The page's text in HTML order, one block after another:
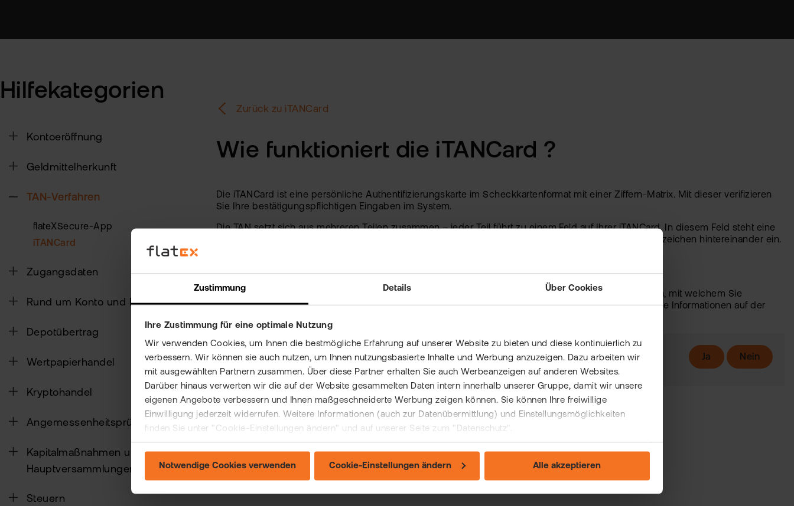
Zustimmung Details Über Cookies
Ihre Zustimmung für eine optimale Nutzung
Wir verwenden Cookies, um Ihnen die bestmögliche Erfahrung auf unserer Website zu bieten und diese kontinuierlich zu
verbessern. Wir können sie auch nutzen, um Ihnen nutzungsbasierte Inhalte und Werbung anzuzeigen. Dazu arbeiten wir
mit ausgewählten Partnern zusammen. Über diese Partner erhalten Sie auch Werbeanzeigen auf anderen Websites.
Darüber hinaus verwerten wir die auf der Website gesammelten Daten intern innerhalb unserer Gruppe, damit wir unsere
eigenen Angebote verbessern und Ihnen maßgeschneiderte Werbung zeigen können. Sie können Ihre freiwillige
Einwilligung jederzeit widerrufen. Weitere Informationen (auch zur Datenübermittlung) und Einstellungsmöglichkeiten
finden Sie unter "Cookie-Einstellungen ändern" und auf unserer Seite zum "Datenschutz".
Notwendige Cookies verwenden Cookie-Einstellungen ändern Alle akzeptieren
Hilfekategorien
Kontoeröffnung
Geldmittelherkunft
TAN-Verfahren
flateXSecure-App
iTANCard
Zugangsdaten
Rund um Konto und Depot
Depotübertrag
Wertpapierhandel
Kryptohandel
Angemessenheitsprüfung
Kapitalmaßnahmen und
Hauptversammlungen
Steuern
Zurück zu iTANCard
Wie funktioniert die iTANCard ?
Die iTANCard ist eine persönliche Authentifizierungskarte im Scheckkartenformat mit einer Ziffern-Matrix. Mit dieser verifizieren
Sie Ihre bestätigungspflichtigen Eingaben im System.
Die TAN setzt sich aus mehreren Teilen zusammen – jeder Teil führt zu einem Feld auf Ihrer iTANCard. In diesem Feld steht eine
Ziffernkombination. Geben Sie alle Ziffernkombinationen in der vorgegebenen Reihenfolge ohne Leerzeichen hintereinander ein.
Bitte beachten Sie, dass wir Neukunden leider keinen Neuversand der iTANCard anbieten.
Unsere flateXSecure App ersetzt die iTANCard und ist ein modernes und komfortables TAN-Verfahren, mit welchem Sie
Transaktionen einfach und direkt per App auf Ihrem Smartphone und Tablet freigeben können. Weitere Informationen auf der
Hat Ihnen dieser Eintrag weitergeholfen? Ja Nein